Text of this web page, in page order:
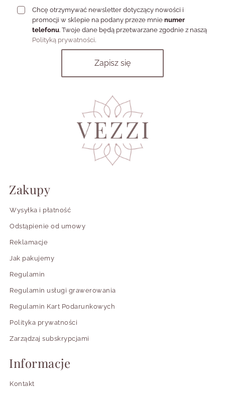
Czy naszyjnik personalizowany nadaje się na
prezent?
Czy stal chirurgiczna 316L uczula?
Chcę otrzymywać newsletter dotyczący nowości i
promocji w sklepie na podany przeze mnie numer
telefonu. Twoje dane będą przetwarzane zgodnie z naszą
Polityką prywatności.
Zakupy
Wysyłka i płatność
Odstąpienie od umowy
Reklamacje
Jak pakujemy
Regulamin
Regulamin usługi grawerowania
Regulamin Kart Podarunkowych
Polityka prywatności
Zarządzaj subskrypcjami
Informacje
Kontakt